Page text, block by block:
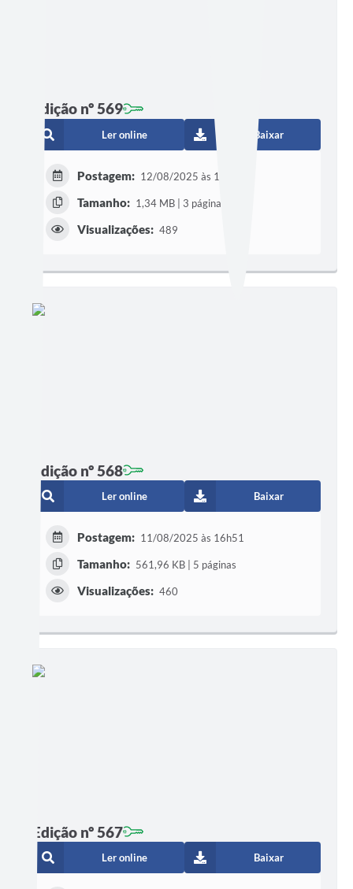
Edição nº 569
Ler online Baixar
Postagem: 12/08/2025 às 16h04
Tamanho: 1,34 MB | 3 páginas
Visualizações: 489
Edição nº 568
Ler online Baixar
Postagem: 11/08/2025 às 16h51
Tamanho: 561,96 KB | 5 páginas
Visualizações: 460
Edição nº 567
Ler online Baixar